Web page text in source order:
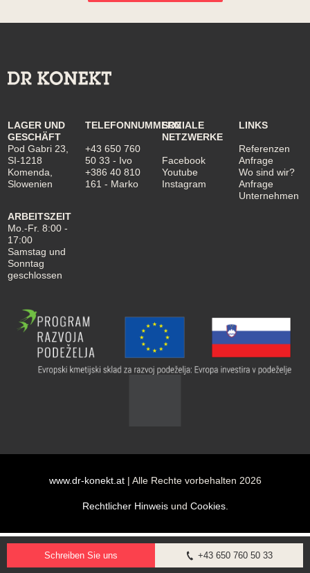
LAGER UND
GESCHÄFT
Pod Gabri 23,
SI-1218
Komenda,
Slowenien
ARBEITSZEIT
Mo.-Fr. 8:00 -
17:00
Samstag und
Sonntag
geschlossen
TELEFONNUMMERN
+43 650 760
50 33 - Ivo
+386 40 810
161 - Marko
SOZIALE
NETZWERKE
Facebook
Youtube
Instagram
LINKS
Referenzen
Anfrage
Wo sind wir?
Anfrage
Unternehmen
www.dr-konekt.at| Alle Rechte vorbehalten 2026
Rechtlicher Hinweisund Cookies.
Schreiben Sie uns +43 650 760 50 33